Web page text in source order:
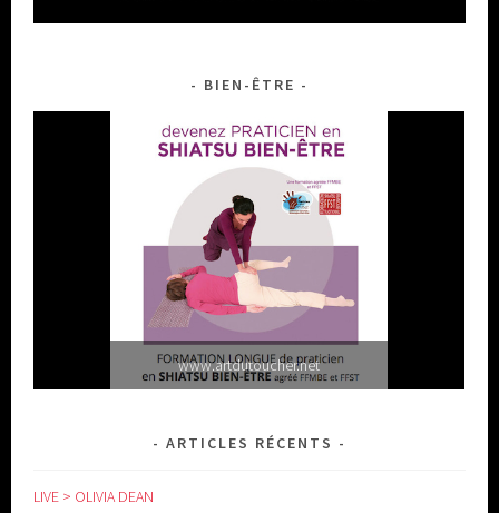
BIEN-ÊTRE
www.artdutoucher.net
ARTICLES RÉCENTS
LIVE > OLIVIA DEAN